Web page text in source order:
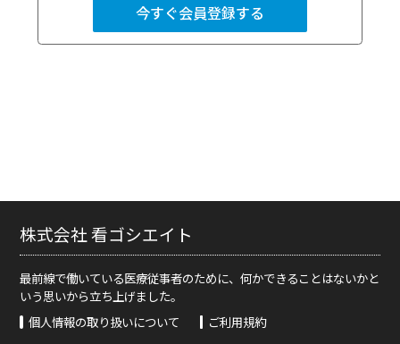
今すぐ会員登録する
株式会社 看ゴシエイト
最前線で働いている医療従事者のために、何かできることはないかと
いう思いから立ち上げました。
個人情報の取り扱いについて
ご利用規約